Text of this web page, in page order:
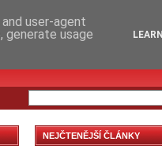
NEJČTENĚJŠÍ ČLÁNKY
user-agent
generate usage